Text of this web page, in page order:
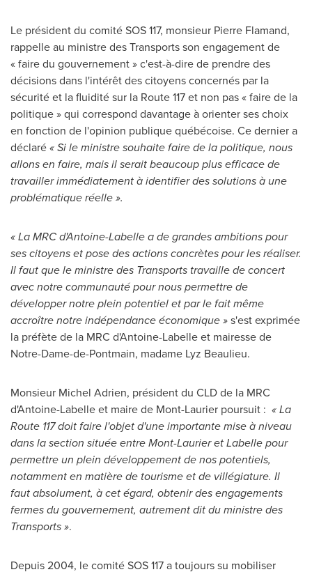
Le président du comité SOS 117, monsieur Pierre Flamand,
rappelle au ministre des Transports son engagement de
« faire du gouvernement » c'est-à-dire de prendre des
décisions dans l'intérêt des citoyens concernés par la
sécurité et la fluidité sur la Route117 et non pas « faire de la
politique » qui correspond davantage à orienter ses choix
en fonction de l'opinion publique québécoise. Ce dernier a
déclaré« Si le ministre souhaite faire de la politique, nous
allons en faire, mais il serait beaucoup plus efficace de
travailler immédiatement à identifier des solutions à une
problématique réelle ».
« La MRC d'Antoine-Labelle a de grandes ambitions pour
ses citoyens et pose des actions concrètes pour les réaliser.
Il faut que le ministre des Transports travaille de concert
avec notre communauté pour nous permettre de
développer notre plein potentiel et par le fait même
accroître notre indépendance économique »s'est exprimée
la préfète de la MRC d'Antoine-Labelle et mairesse de
Notre-Dame-de-Pontmain, madame Lyz Beaulieu.
Monsieur Michel Adrien, président du CLD de la MRC
d'Antoine-Labelle et maire de Mont-Laurier poursuit : « La
Route 117 doit faire l'objet d'une importante mise à niveau
dans la section située entreMont-LaurieretLabellepour
permettre un plein développement de nos potentiels,
notamment en matière de tourisme et de villégiature. Il
faut absolument, à cet égard, obtenir des engagements
fermes du gouvernement, autrement dit du ministre des
Transports ».
Depuis 2004, le comité SOS 117 a toujours su mobiliser